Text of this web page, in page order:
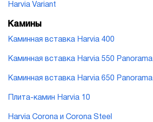
Harvia Variant
Камины
Каминная вставка Harvia 400
Каминная вставка Harvia 550 Panorama
Каминная вставка Harvia 650 Panorama
Плита-камин Harvia 10
Harvia Corona и Corona Steel